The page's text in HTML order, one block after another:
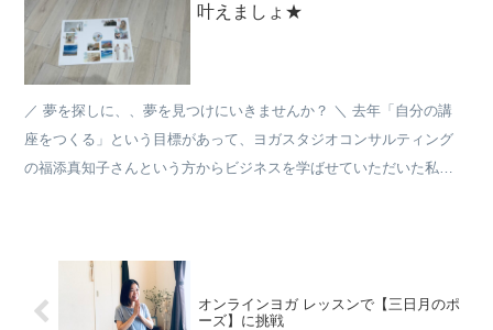
叶えましょ★
／ 夢を探しに、、夢を見つけにいきませんか？ ＼ 去年「自分の講
座をつくる」という目標があって、ヨガスタジオコンサルティング
の福添真知子さんという方からビジネスを学ばせていただいた私。
オンラインヨガ レッスンで【三日月のポ
ーズ】に挑戦